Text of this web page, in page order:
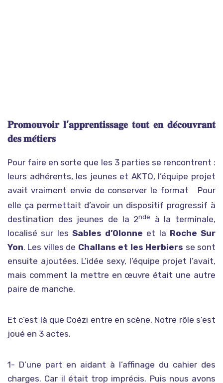
𝐏𝐫𝐨𝐦𝐨𝐮𝐯𝐨𝐢𝐫 𝐥’𝐚𝐩𝐩𝐫𝐞𝐧𝐭𝐢𝐬𝐬𝐚𝐠𝐞 𝐭𝐨𝐮𝐭 𝐞𝐧 𝐝𝐞́𝐜𝐨𝐮𝐯𝐫𝐚𝐧𝐭
𝐝𝐞𝐬 𝐦𝐞́𝐭𝐢𝐞𝐫𝐬
Pour faire en sorte que les 3 parties se rencontrent :
leurs adhérents, les jeunes et AKTO, l’équipe projet
avait vraiment envie de conserver le format
Pour
elle ça permettait d’avoir un dispositif progressif à
destination des jeunes de la 2nde
à la terminale,
localisé sur les Sables d’Olonne et la Roche Sur
Yon. Les villes de Challans et les Herbiers se sont
ensuite ajoutées. L’idée sexy, l’équipe projet l’avait,
mais comment la mettre en œuvre était une autre
paire de manche.
Et c’est là que Coézi entre en scène. Notre rôle s’est
joué en 3 actes.
1- D’une part en aidant à l’affinage du cahier des
charges. Car il était trop imprécis. Puis nous avons